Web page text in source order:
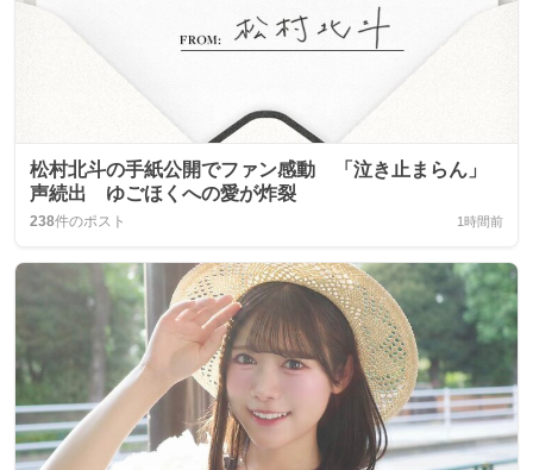
松村北斗の手紙公開でファン感動 「泣き止まらん」
声続出 ゆごほくへの愛が炸裂
238件のポスト 1時間前